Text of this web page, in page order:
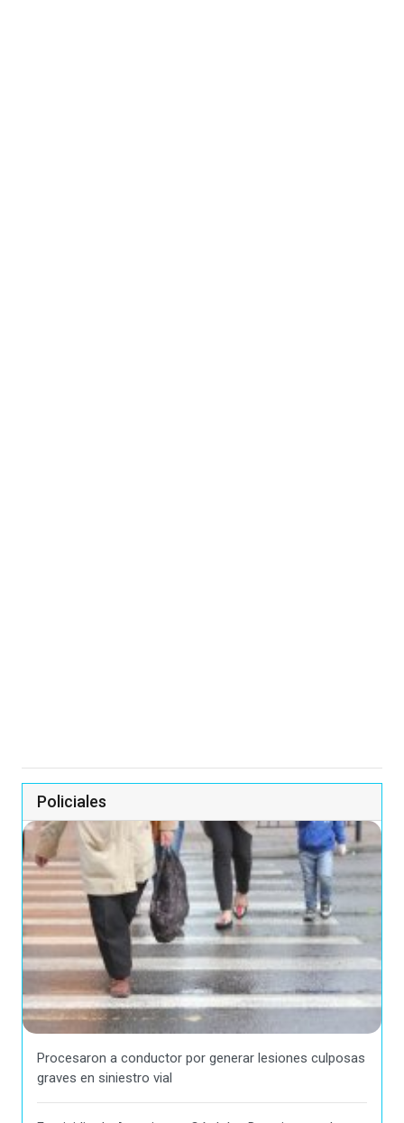
Policiales
Procesaron a conductor por generar lesiones culposas
graves en siniestro vial